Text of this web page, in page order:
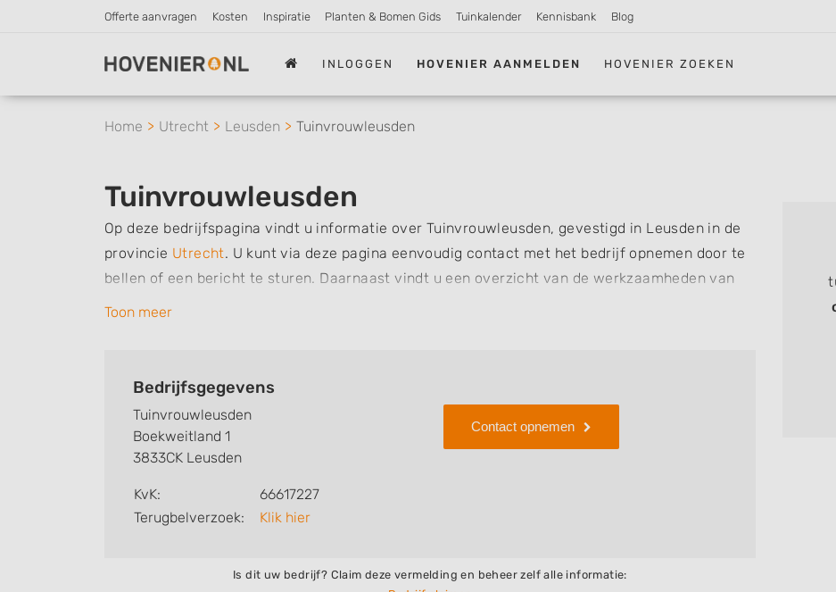
Offerte aanvragen Kosten Inspiratie Planten & Bomen Gids Tuinkalender Kennisbank Blog
INLOGGEN HOVENIER AANMELDEN HOVENIER ZOEKEN
Home Utrecht Leusden Tuinvrouwleusden
Tuinvrouwleusden
Op deze bedrijfspagina vindt u informatie over Tuinvrouwleusden, gevestigd in Leusden in de
provincie Utrecht. U kunt via deze pagina eenvoudig contact met het bedrijf opnemen door te
bellen of een bericht te sturen. Daarnaast vindt u een overzicht van de werkzaamheden van
dit bedrijf, zo kunt u snel zien welke zaken Tuinvrouwleusden voor u kan verzorgen. Tenslotte
Toon meer
Bedrijfsgegevens
Tuinvrouwleusden
Boekweitland 1
3833CK Leusden
KvK:
66617227
Terugbelverzoek:
Klik hier
Contact opnemen
Is dit uw bedrijf? Claim deze vermelding en beheer zelf alle informatie: